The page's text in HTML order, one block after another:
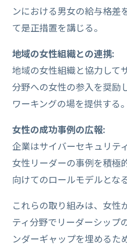
ンにおける男女の給与格差
て是正措置を講じる。
地域の女性組織との連携:
地域の女性組織と協力して
分野への女性の参入を奨励
ワーキングの場を提供する。
女性の成功事例の広報:
企業はサイバーセキュリテ
女性リーダーの事例を積極
向けてのロールモデルとな
これらの取り組みは、女性
ティ分野でリーダーシップ
ンダーギャップを埋めるた